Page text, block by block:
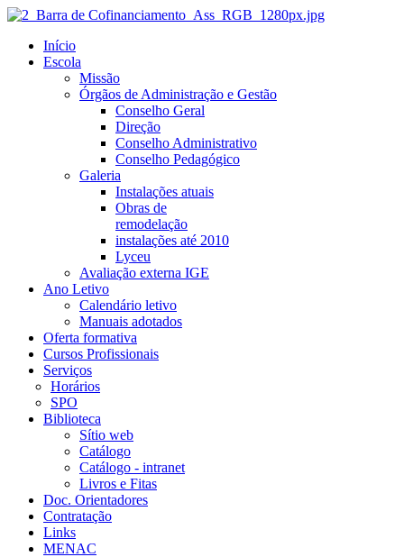
Início
Escola
Missão
Órgãos de Administração e Gestão
Conselho Geral
Direção
Conselho Administrativo
Conselho Pedagógico
Galeria
Instalações atuais
Obras de
remodelação
instalações até 2010
Lyceu
Avaliação externa IGE
Ano Letivo
Calendário letivo
Manuais adotados
Oferta formativa
Cursos Profissionais
Serviços
Horários
SPO
Biblioteca
Sítio web
Catálogo
Catálogo - intranet
Livros e Fitas
Doc. Orientadores
Contratação
Links
MENAC